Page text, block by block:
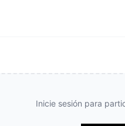
Inicie sesión para